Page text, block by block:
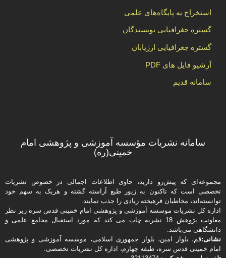
استخراج به پایگاه‌های علمی
گستره جغرافیایی نویسندگان
گستره جغرافیایی ارزیابان
آرشیو فایل های PDF
سامانه قدیم
سامانه نشریات مؤسسه آموزشی و پژوهشی امام
خمینی(ره)
مجموعه‌ای که پیش‌رو دارید،‌ حاوی اطلاعات اجمالی در خصوص نشریات
تخصصی است که تاکنون به زیور طبع آراسته گشته و هریک به سهم خود
توانسته‌اند، مخاطبان فرهیخته‌ زیادی را جذب نمایند.
اداره كل نشریات موسسه آموزشی و پژوهشی امام خمینی قدس سره زیر نظر
معاونت پژوهش 18 نشریه چاپ می کند که مورد استقبال مجامع علمی و
دانشگاهی می‌باشد.
نشانی:قم، بلوار امین، بلوار جمهوری اسلامی، موسسه آموزشی و پژوهشی
امام خمینی قدس سره، طبقه چهارم، اداره كل نشریات تخصصی.